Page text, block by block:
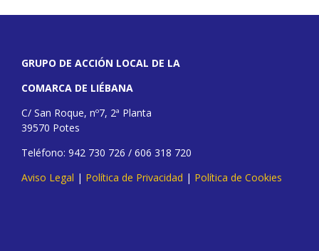
GRUPO DE ACCIÓN LOCAL DE LA
COMARCA DE LIÉBANA
C/ San Roque, nº7, 2ª Planta
39570 Potes
Teléfono: 942 730 726 / 606 318 720
Aviso Legal | Política de Privacidad | Política de Cookies